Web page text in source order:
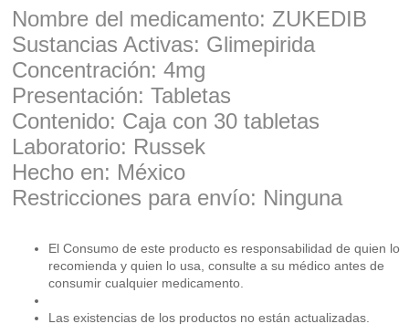
Nombre del medicamento: ZUKEDIB
Sustancias Activas: Glimepirida
Concentración: 4mg
Presentación: Tabletas
Contenido: Caja con 30 tabletas
Laboratorio: Russek
Hecho en: México
Restricciones para envío: Ninguna
El Consumo de este producto es responsabilidad de quien lo
recomienda y quien lo usa, consulte a su médico antes de
consumir cualquier medicamento.
Las existencias de los productos no están actualizadas.